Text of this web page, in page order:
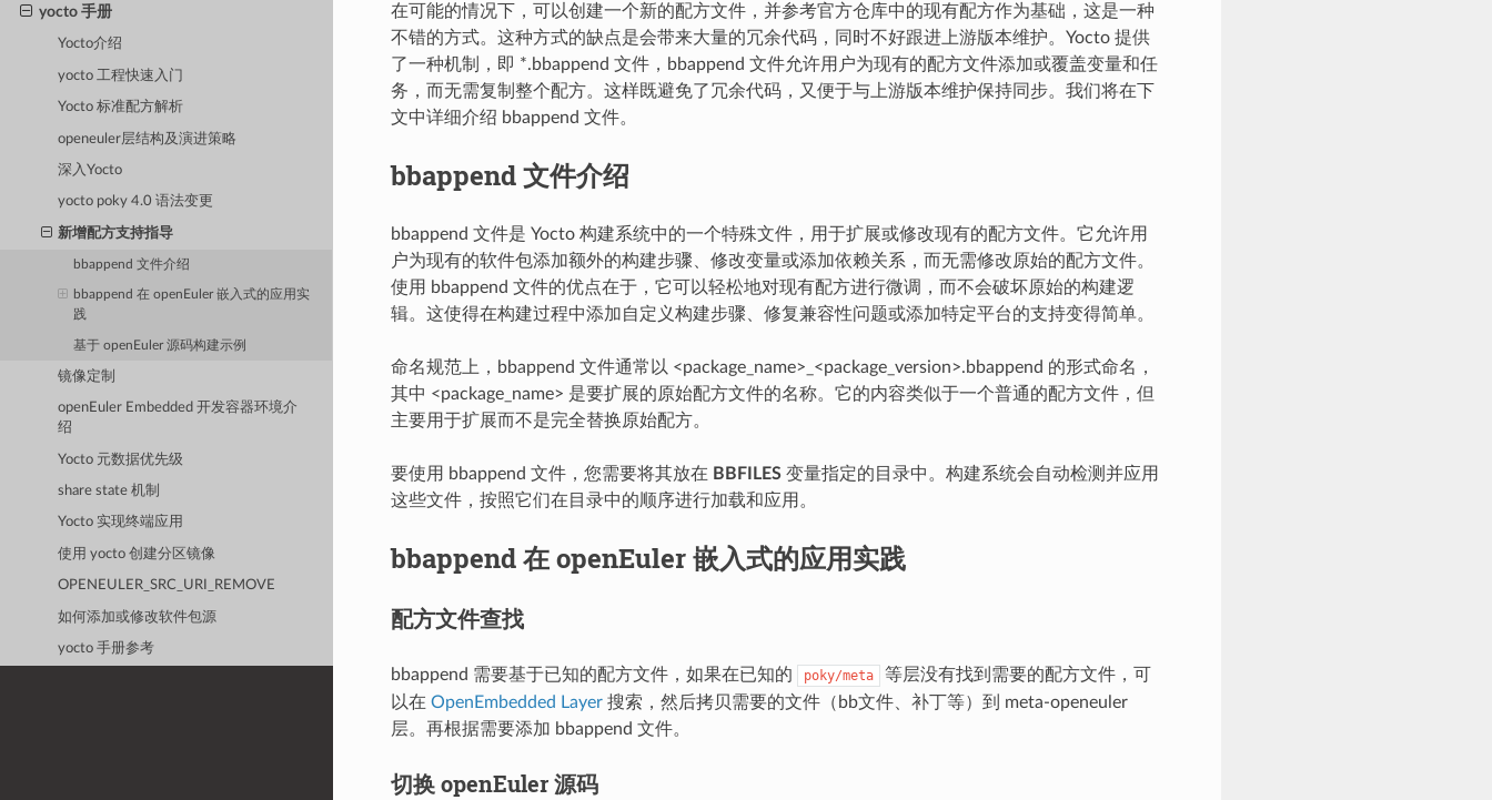
yocto 手册
Yocto介绍
yocto 工程快速入门
Yocto 标准配方解析
openeuler层结构及演进策略
深入Yocto
yocto poky 4.0 语法变更
新增配方支持指导
bbappend 文件介绍
bbappend 在 openEuler 嵌入式的应用实
践
基于 openEuler 源码构建示例
镜像定制
openEuler Embedded 开发容器环境介
绍
Yocto 元数据优先级
share state 机制
Yocto 实现终端应用
使用 yocto 创建分区镜像
OPENEULER_SRC_URI_REMOVE
如何添加或修改软件包源
yocto 手册参考
在可能的情况下，可以创建一个新的配方文件，并参考官方仓库中的现有配方作为基础，这是一种
不错的方式。这种方式的缺点是会带来大量的冗余代码，同时不好跟进上游版本维护。Yocto 提供
了一种机制，即 *.bbappend 文件，bbappend 文件允许用户为现有的配方文件添加或覆盖变量和任
务，而无需复制整个配方。这样既避免了冗余代码，又便于与上游版本维护保持同步。我们将在下
文中详细介绍 bbappend 文件。
bbappend 文件介绍
bbappend 文件是 Yocto 构建系统中的一个特殊文件，用于扩展或修改现有的配方文件。它允许用
户为现有的软件包添加额外的构建步骤、修改变量或添加依赖关系，而无需修改原始的配方文件。
使用 bbappend 文件的优点在于，它可以轻松地对现有配方进行微调，而不会破坏原始的构建逻
辑。这使得在构建过程中添加自定义构建步骤、修复兼容性问题或添加特定平台的支持变得简单。
命名规范上，bbappend 文件通常以 <package_name>_<package_version>.bbappend 的形式命名，
其中 <package_name> 是要扩展的原始配方文件的名称。它的内容类似于一个普通的配方文件，但
主要用于扩展而不是完全替换原始配方。
要使用 bbappend 文件，您需要将其放在 BBFILES变量指定的目录中。构建系统会自动检测并应用
这些文件，按照它们在目录中的顺序进行加载和应用。
bbappend 在 openEuler 嵌入式的应用实践
配方文件查找
bbappend 需要基于已知的配方文件，如果在已知的 poky/meta
等层没有找到需要的配方文件，可
以在 OpenEmbedded Layer搜索，然后拷贝需要的文件（bb文件、补丁等）到 meta-openeuler
层。再根据需要添加 bbappend 文件。
切换 openEuler 源码